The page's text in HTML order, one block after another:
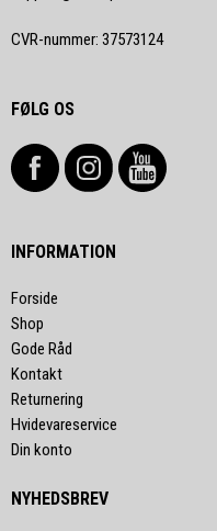
CVR-nummer: 37573124
FØLG OS
INFORMATION
Forside
Shop
Gode Råd
Kontakt
Returnering
Hvidevareservice
Din konto
NYHEDSBREV